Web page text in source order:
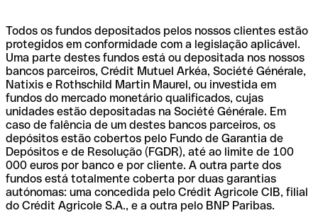
Todos os fundos depositados pelos nossos clientes estão
protegidos em conformidade com a legislação aplicável.
Uma parte destes fundos está ou depositada nos nossos
bancos parceiros, Crédit Mutuel Arkéa, Société Générale,
Natixis e Rothschild Martin Maurel, ou investida em
fundos do mercado monetário qualificados, cujas
unidades estão depositadas na Société Générale. Em
caso de falência de um destes bancos parceiros, os
depósitos estão cobertos pelo Fundo de Garantia de
Depósitos e de Resolução (FGDR), até ao limite de 100
000 euros por banco e por cliente. A outra parte dos
fundos está totalmente coberta por duas garantias
autónomas: uma concedida pelo Crédit Agricole CIB, filial
do Crédit Agricole S.A., e a outra pelo BNP Paribas.